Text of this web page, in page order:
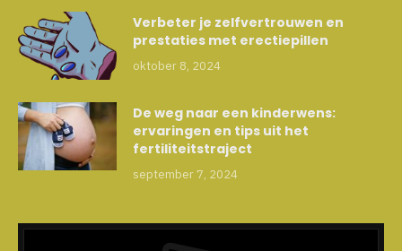
Verbeter je zelfvertrouwen en
prestaties met erectiepillen
oktober 8, 2024
De weg naar een kinderwens:
ervaringen en tips uit het
fertiliteitstraject
september 7, 2024